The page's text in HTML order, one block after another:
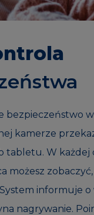
bezpieczeństwo
kamerze
tabletu. W każdej
możesz
informuje
nagrywanie.